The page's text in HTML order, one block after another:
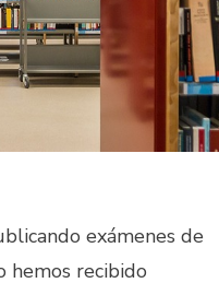
exámenes de
hemos recibido